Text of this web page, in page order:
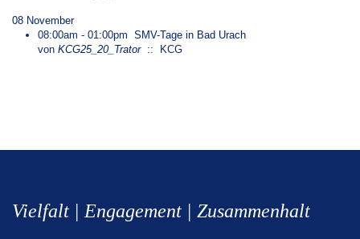
08 November
08:00am - 01:00pm SMV-Tage in Bad Urach
von KCG25_20_Trator:: KCG
Vielfalt | Engagement | Zusammenhalt